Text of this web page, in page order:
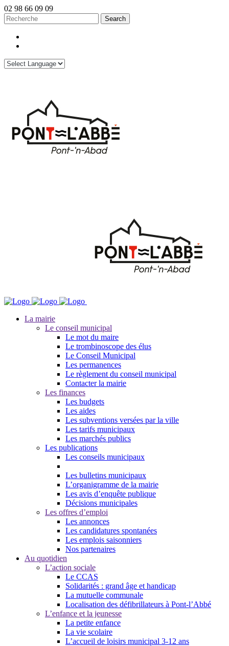
02 98 66 09 09
La mairie
Le conseil municipal
Le mot du maire
Le trombinoscope des élus
Le Conseil Municipal
Les permanences
Le règlement du conseil municipal
Contacter la mairie
Les finances
Les budgets
Les aides
Les subventions versées par la ville
Les tarifs municipaux
Les marchés publics
Les publications
Les conseils municipaux
Les bulletins municipaux
L’organigramme de la mairie
Les avis d’enquête publique
Décisions municipales
Les offres d’emploi
Les annonces
Les candidatures spontanées
Les emplois saisonniers
Nos partenaires
Au quotidien
L’action sociale
Le CCAS
Solidarités : grand âge et handicap
La mutuelle communale
Localisation des défibrillateurs à Pont-l’Abbé
L’enfance et la jeunesse
La petite enfance
La vie scolaire
L’accueil de loisirs municipal 3-12 ans